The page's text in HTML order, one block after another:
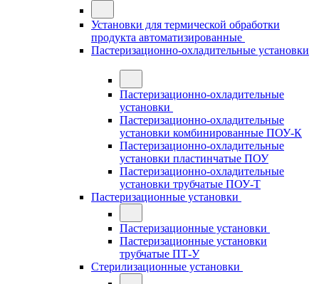
Установки для термической обработки
продукта автоматизированные
Пастеризационно-охладительные установки
Пастеризационно-охладительные
установки
Пастеризационно-охладительные
установки комбинированные ПОУ-К
Пастеризационно-охладительные
установки пластинчатые ПОУ
Пастеризационно-охладительные
установки трубчатые ПОУ-Т
Пастеризационные установки
Пастеризационные установки
Пастеризационные установки
трубчатые ПТ-У
Стерилизационные установки